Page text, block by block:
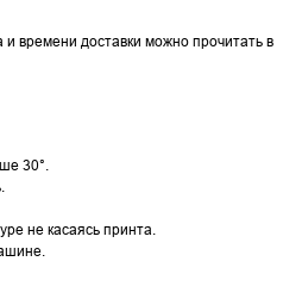
времени доставки можно прочитать в
30°.
не касаясь принта.